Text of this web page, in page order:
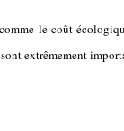
le coût
extrêmement